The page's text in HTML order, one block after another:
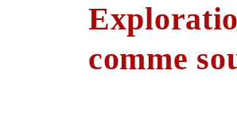
comme